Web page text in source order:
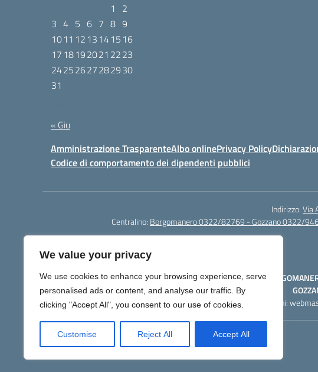
We value your privacy
We use cookies to enhance your browsing experience, serve
personalised ads or content, and analyse our traffic. By
clicking "Accept All", you consent to our use of cookies.
Customise Reject All Accept All
1
2
3 4 5 6 7 8 9
1011 12 13 1415 16
17 18192021 2223
24252627282930
31
« Giu
Amministrazione TrasparenteAlbo onlinePrivacy Policy
Codice di comportamento dei dipendenti pubblici
Indirizzo:Via
Centralino: Borgomanero 0322/82769 - Gozzano 0322/
Per segnalazioni: